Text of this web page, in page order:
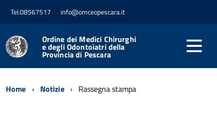
Tel.08567517 info@omceopescara.it
Ordine dei Medici Chirurghi
e degli Odontoiatri della
Provincia di Pescara
Home Notizie Rassegna stampa